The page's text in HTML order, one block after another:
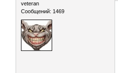
veteran
Сообщений: 1469